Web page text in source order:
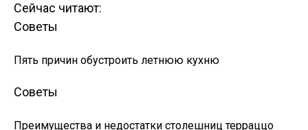
Сейчас читают:
Советы
Пять причин обустроить летнюю кухню
Советы
Преимущества и недостатки столешниц терраццо